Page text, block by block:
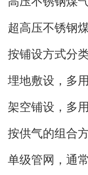
超高压不锈钢
按铺设方式分
埋地敷设，多
架空铺设，多
按供气的组合
单级管网，通